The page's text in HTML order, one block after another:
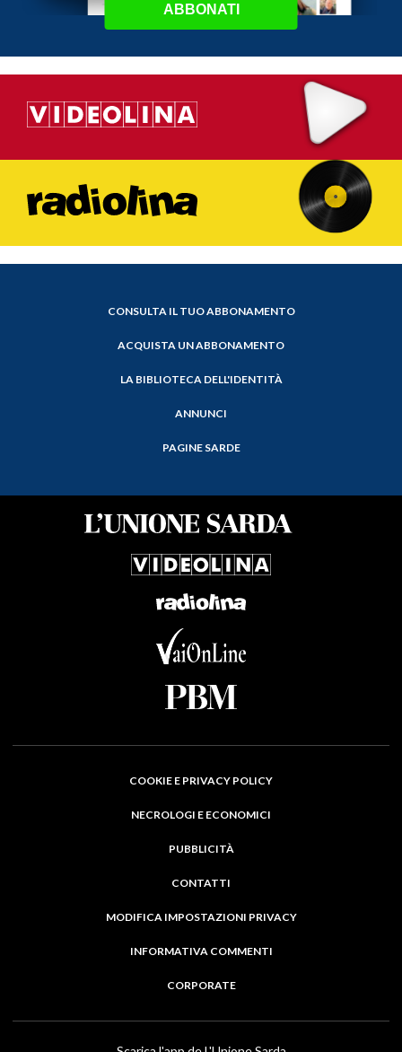
ABBONATI
CONSULTA IL TUO ABBONAMENTO
ACQUISTA UN ABBONAMENTO
LA BIBLIOTECA DELL'IDENTITÀ
ANNUNCI
PAGINE SARDE
COOKIE E PRIVACY POLICY
NECROLOGI E ECONOMICI
PUBBLICITÀ
CONTATTI
MODIFICA IMPOSTAZIONI PRIVACY
INFORMATIVA COMMENTI
CORPORATE